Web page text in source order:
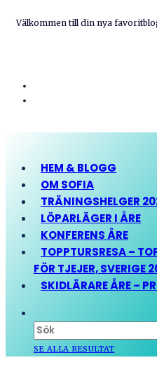
Välkommen till din nya
HEM & BLOGG
OM SOFIA
TRÄNINGSHELGER
LÖPARLÄGER I ÅRE
KONFERENS ÅRE
TOPPTURSRESA –
FÖR TJEJER, SVERIGE
SKIDLÄRARE ÅRE –
SE ALLA RESULTAT